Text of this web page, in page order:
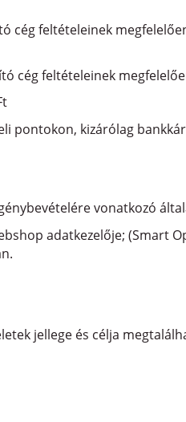
cég feltételeinek
cég feltételeinek
pontokon, kizárólag
vonatkozó
adatkezelője; (Smart
jellege és célja